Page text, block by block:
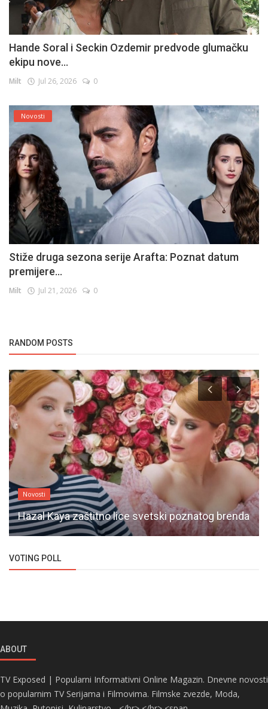
Hande Soral i Seckin Ozdemir predvode glumačku
ekipu nove...
Milt Jul 26, 2026 0
Novosti
Stiže druga sezona serije Arafta: Poznat datum
premijere...
Milt Jul 21, 2026 0
RANDOM POSTS
Novosti
Hazal Kaya zaštitno lice svetski poznatog brenda
VOTING POLL
ABOUT
TV Exposed | Popularni Informativni Online Magazin. Dnevne novosti
o popularnim TV Serijama i Filmovima. Filmske zvezde, Moda,